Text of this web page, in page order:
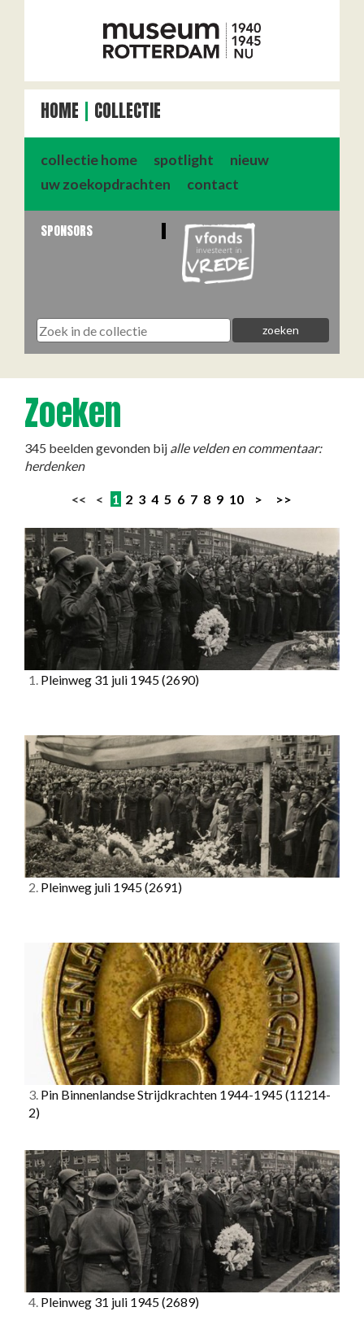
HOME COLLECTIE
collectie home spotlight
nieuw
uw zoekopdrachten
contact
SPONSORS
Zoeken
345 beelden gevonden bij alle velden en commentaar:
herdenken
<< < 1 2 3 4 5 6 7 8 9 10 > >>
1. Pleinweg 31 juli 1945(2690)
2. Pleinweg juli 1945(2691)
3. Pin Binnenlandse Strijdkrachten 1944-1945(11214-
2)
4. Pleinweg 31 juli 1945(2689)